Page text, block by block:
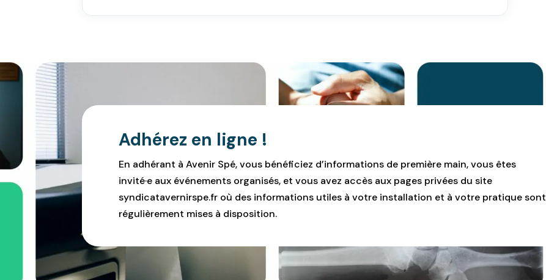
Adhérez en ligne !
En adhérant à Avenir Spé, vous bénéficiez d’informations de première main, vous êtes
invité·e aux événements organisés, et vous avez accès aux pages privées du site
syndicatavernirspe.fr où des informations utiles à votre installation et à votre pratique sont
régulièrement mises à disposition.